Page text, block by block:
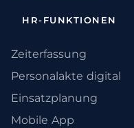
HR-FUNKTIONEN
Zeiterfassung
Personalakte digital
Einsatzplanung
Mobile App